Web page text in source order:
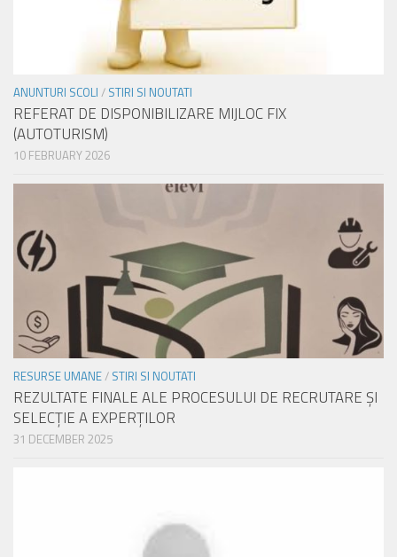
ANUNTURI SCOLI / STIRI SI NOUTATI
REFERAT DE DISPONIBILIZARE MIJLOC FIX
(AUTOTURISM)
10 FEBRUARY 2026
RESURSE UMANE/ STIRI SI NOUTATI
REZULTATE FINALE ALE PROCESULUI DE RECRUTARE ŞI
SELECŢIE A EXPERŢILOR
31 DECEMBER 2025